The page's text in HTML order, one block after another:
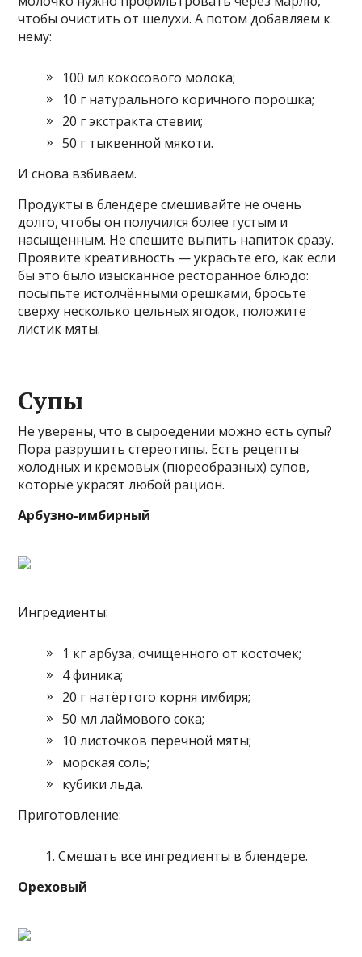
чтобы очистить от шелухи. А потом добавляем к
нему:
100 мл кокосового молока;
10 г натурального коричного порошка;
20 г экстракта стевии;
50 г тыквенной мякоти.
И снова взбиваем.
Продукты в блендере смешивайте не очень
долго, чтобы он получился более густым и
насыщенным. Не спешите выпить напиток сразу.
Проявите креативность — украсьте его, как если
бы это было изысканное ресторанное блюдо:
посыпьте истолчёнными орешками, бросьте
сверху несколько цельных ягодок, положите
листик мяты.
Супы
Не уверены, что в сыроедении можно есть супы?
Пора разрушить стереотипы. Есть рецепты
холодных и кремовых (пюреобразных) супов,
которые украсят любой рацион.
Арбузно-имбирный
Ингредиенты:
1 кг арбуза, очищенного от косточек;
4 финика;
20 г натёртого корня имбиря;
50 мл лаймового сока;
10 листочков перечной мяты;
морская соль;
кубики льда.
Приготовление:
Смешать все ингредиенты в блендере.
Ореховый